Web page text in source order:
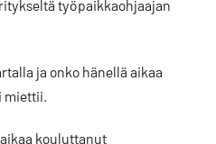
työpaikkaohjaajan
ja onko hänellä aikaa
miettii.
kouluttanut